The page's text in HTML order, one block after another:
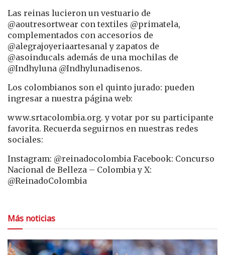
Las reinas lucieron un vestuario de
@aoutresortwear con textiles @primatela,
complementados con accesorios de
@alegrajoyeriaartesanal y zapatos de
@asoinducals además de una mochilas de
@Indhyluna @Indhylunadisenos.
Los colombianos son el quinto jurado: pueden
ingresar a nuestra página web:
www.srtacolombia.org. y votar por su participante
favorita. Recuerda seguirnos en nuestras redes
sociales:
Instagram: @reinadocolombia Facebook: Concurso
Nacional de Belleza – Colombia y X:
@ReinadoColombia
Más noticias